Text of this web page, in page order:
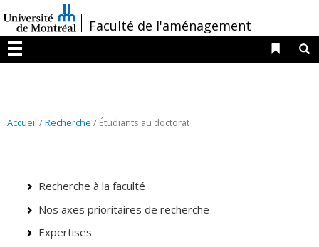
au
contenu
/Faculté de l'aménagement
Menu
Liens
Accueil /Recherche / Étudiants au doctorat
Recherche à la faculté
Nos axes prioritaires de recherche
Expertises